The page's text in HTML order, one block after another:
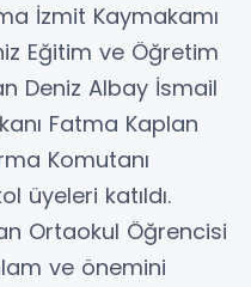
İzmit Kaymakamı
Eğitim ve Öğretim
Deniz Albay İsmail
Fatma Kaplan
Komutanı
üyeleri katıldı.
Ortaokul Öğrencisi
ve önemini